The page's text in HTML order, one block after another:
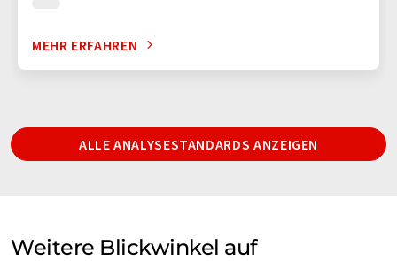
MEHR ERFAHREN
ALLE ANALYSESTANDARDS ANZEIGEN
Weitere Blickwinkel auf